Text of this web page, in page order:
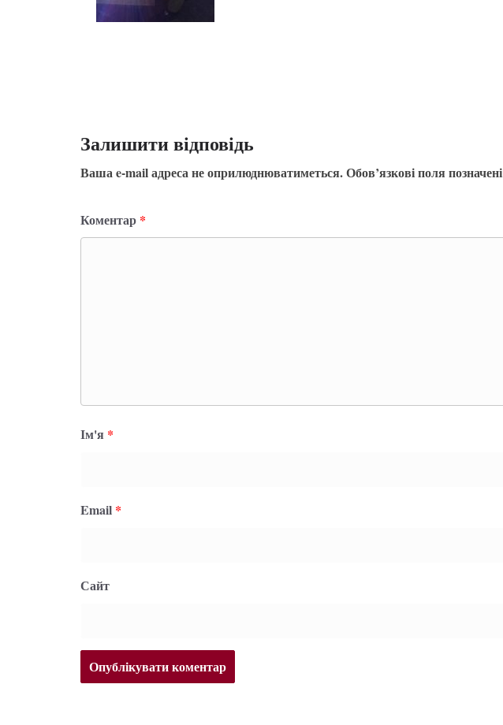
Залишити відповідь
Ваша e-mail адреса не оприлюднюватиметься.Обов’язкові поля позначені
Коментар *
Ім'я *
Email *
Сайт